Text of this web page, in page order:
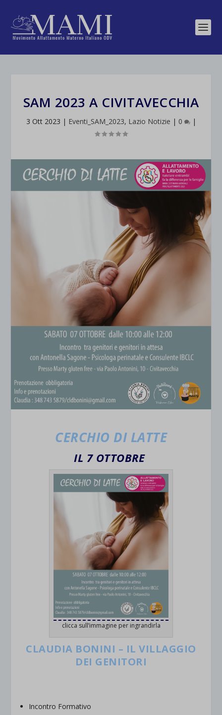
SAM 2023 A CIVITAVECCHIA
3 Ott 2023 | Eventi_SAM_2023, Lazio Notizie | 0 |
CERCHIO DI LATTE
IL 7 OTTOBRE
clicca sull’immagine per ingrandirla
CLAUDIA BONINI – IL VILLAGGIO
DEI GENITORI
Incontro Formativo